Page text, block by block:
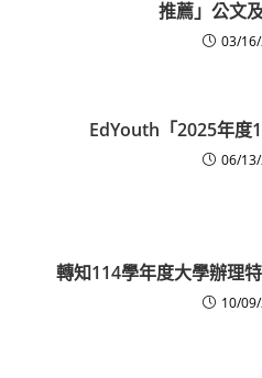
推薦」公文
03/
EdYouth「2025年度
06/
轉知114學年度大學辦理
10/